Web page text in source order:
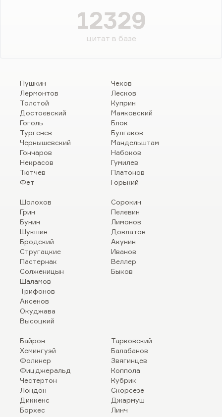
12329
цитат в базе
Пушкин
Лермонтов
Толстой
Достоевский
Гоголь
Тургенев
Чернышевский
Гончаров
Некрасов
Тютчев
Фет
Чехов
Лесков
Куприн
Маяковский
Блок
Булгаков
Мандельштам
Набоков
Гумилев
Платонов
Горький
Шолохов
Грин
Бунин
Шукшин
Бродский
Стругацкие
Пастернак
Солженицын
Шаламов
Трифонов
Аксенов
Окуджава
Высоцкий
Сорокин
Пелевин
Лимонов
Довлатов
Акунин
Иванов
Веллер
Быков
Байрон
Хемингуэй
Фолкнер
Фицджеральд
Честертон
Лондон
Диккенс
Борхес
Тарковский
Балабанов
Звягинцев
Коппола
Кубрик
Скорсезе
Джармуш
Линч